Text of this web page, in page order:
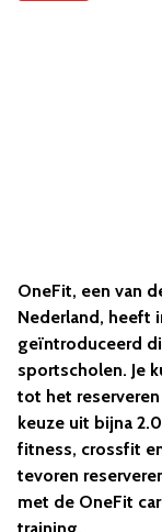
OneFit, een van
Nederland, heeft
geïntroduceerd
sportscholen. Je
tot het
keuze uit bijna
fitness, crossfit
tevoren
met de OneFit